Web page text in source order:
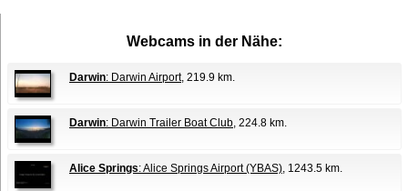
Webcams in der Nähe:
Darwin: Darwin Airport, 219.9 km.
Darwin: Darwin Trailer Boat Club, 224.8 km.
Alice Springs: Alice Springs Airport (YBAS), 1243.5 km.